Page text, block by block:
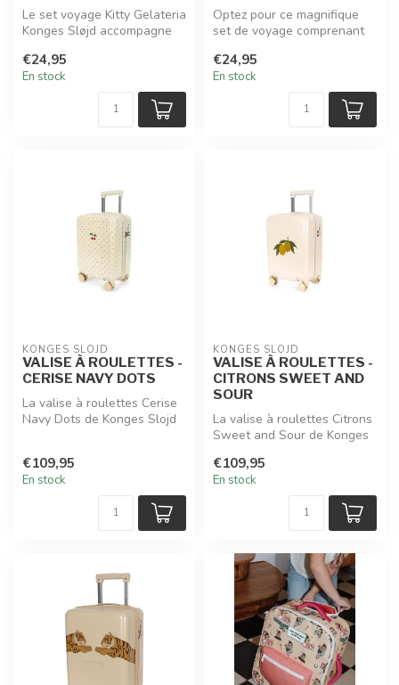
Le set voyage Kitty Gelateria
Konges Sløjd accompagne
€24,95
En stock
Optez pour ce magnifique
set de voyage comprenant
un...
€24,95
En stock
KONGES SLOJD
VALISE À ROULETTES -
CERISE NAVY DOTS
La valise à roulettes Cerise
Navy Dots de Konges Slojd
€109,95
En stock
KONGES SLOJD
VALISE À ROULETTES -
CITRONS SWEET AND
SOUR
La valise à roulettes Citrons
Sweet and Sour de Konges
€109,95
En stock